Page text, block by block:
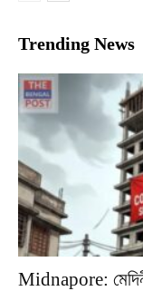
Trending News
Midnapore: